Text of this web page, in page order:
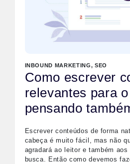
INBOUND MARKETING, SEO
Como escrever
relevantes para
pensando
Escrever conteúdos de forma
cabeça é muito fácil, mas não
agradará ao leitor e também
busca. Então como devemos